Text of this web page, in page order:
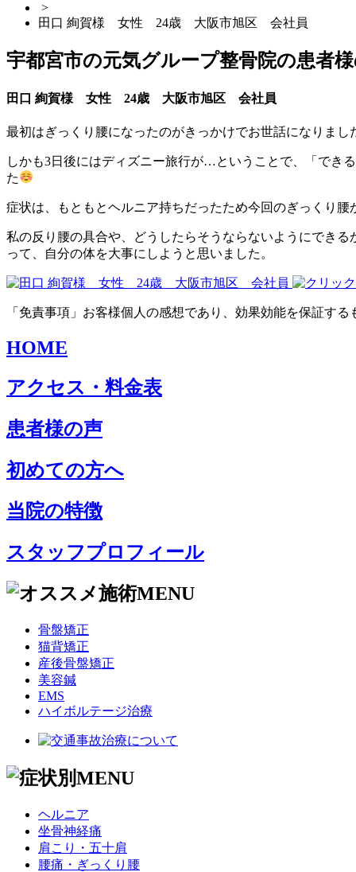
>
田口 絢賀様 女性 24歳 大阪市旭区 会社員
宇都宮市の元気グループ整骨院の患者
田口 絢賀様 女性 24歳 大阪市旭区 会社員
最初はぎっくり腰になったのがきっかけでお世話になりまし
しかも3日後にはディズニー旅行が…ということで、「でき
た
症状は、もともとヘルニア持ちだったため今回のぎっくり
私の反り腰の具合や、どうしたらそうならないようにでき
って、自分の体を大事にしようと思いました。
「免責事項」お客様個人の感想であり、効果効能を保証する
HOME
アクセス・料金表
患者様の声
初めての方へ
当院の特徴
スタッフプロフィール
骨盤矯正
猫背矯正
産後骨盤矯正
美容鍼
EMS
ハイボルテージ治療
ヘルニア
坐骨神経痛
肩こり・五十肩
腰痛・ぎっくり腰